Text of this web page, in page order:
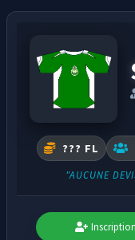
??? FL
"AUCUNE
Inscription